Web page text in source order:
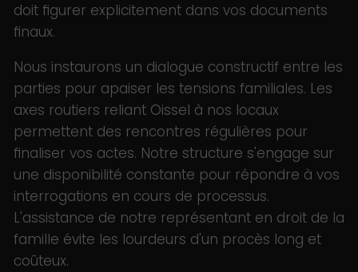
doit figurer explicitement dans vos documents
finaux.
Nous instaurons un dialogue constructif entre les
parties pour apaiser les tensions familiales. Les
axes routiers reliant Oissel à nos locaux
permettent des rencontres régulières pour
finaliser vos actes. Notre structure s'engage sur
une disponibilité constante pour répondre à vos
interrogations en cours de processus.
L'assistance de notre représentant en droit de la
famille évite les lourdeurs d'un procès long et
coûteux.